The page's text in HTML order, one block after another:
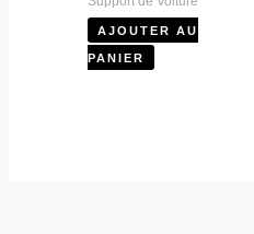
AJOUTER AU
PANIER